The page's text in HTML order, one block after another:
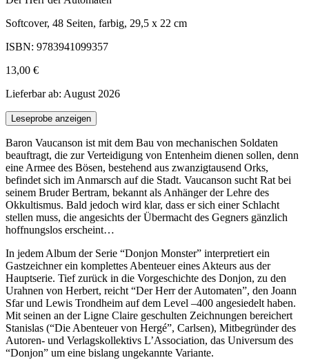
Softcover, 48 Seiten, farbig, 29,5 x 22 cm
ISBN: 9783941099357
13,00 €
Lieferbar ab: August 2026
Leseprobe anzeigen
Baron Vaucanson ist mit dem Bau von mechanischen Soldaten
beauftragt, die zur Verteidigung von Entenheim dienen sollen, denn
eine Armee des Bösen, bestehend aus zwanzigtausend Orks,
befindet sich im Anmarsch auf die Stadt. Vaucanson sucht Rat bei
seinem Bruder Bertram, bekannt als Anhänger der Lehre des
Okkultismus. Bald jedoch wird klar, dass er sich einer Schlacht
stellen muss, die angesichts der Übermacht des Gegners gänzlich
hoffnungslos erscheint…
In jedem Album der Serie “Donjon Monster” interpretiert ein
Gastzeichner ein komplettes Abenteuer eines Akteurs aus der
Hauptserie. Tief zurück in die Vorgeschichte des Donjon, zu den
Urahnen von Herbert, reicht “Der Herr der Automaten”, den Joann
Sfar und Lewis Trondheim auf dem Level –400 angesiedelt haben.
Mit seinen an der Ligne Claire geschulten Zeichnungen bereichert
Stanislas (“Die Abenteuer von Hergé”, Carlsen), Mitbegründer des
Autoren- und Verlagskollektivs L’Association, das Universum des
“Donjon” um eine bislang ungekannte Variante.